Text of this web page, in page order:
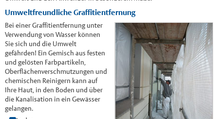
Umweltfreundliche Graffitientfernung
Bei einer Graffitientfernung unter
Verwendung von Wasser können
Sie sich und die Umwelt
gefährden! Ein Gemisch aus festen
und gelösten Farbpartikeln,
Oberflächenverschmutzungen und
chemischen Reinigern kann auf
Ihre Haut, in den Boden und über
die Kanalisation in ein Gewässer
gelangen.